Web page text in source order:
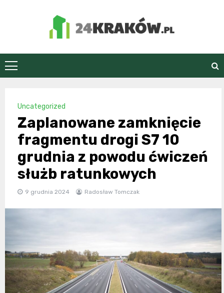
24Kraków.pl
Uncategorized
Zaplanowane zamknięcie
fragmentu drogi S7 10
grudnia z powodu ćwiczeń
służb ratunkowych
9 grudnia 2024 Radosław Tomczak